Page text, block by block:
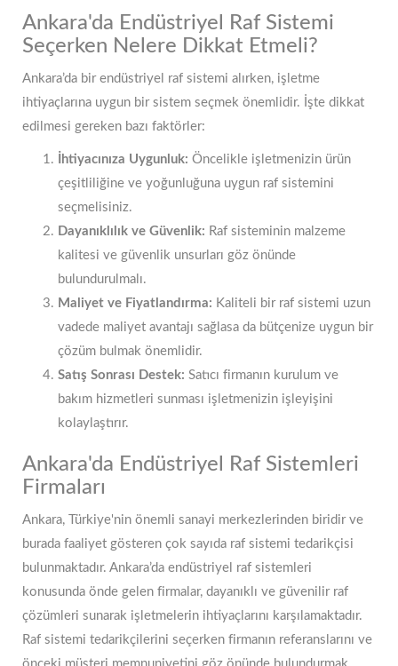
Ankara'da Endüstriyel Raf Sistemi
Seçerken Nelere Dikkat Etmeli?
Ankara’da bir endüstriyel raf sistemi alırken, işletme
ihtiyaçlarına uygun bir sistem seçmek önemlidir. İşte dikkat
edilmesi gereken bazı faktörler:
İhtiyacınıza Uygunluk: Öncelikle işletmenizin ürün
çeşitliliğine ve yoğunluğuna uygun raf sistemini
seçmelisiniz.
Dayanıklılık ve Güvenlik: Raf sisteminin malzeme
kalitesi ve güvenlik unsurları göz önünde
bulundurulmalı.
Maliyet ve Fiyatlandırma: Kaliteli bir raf sistemi uzun
vadede maliyet avantajı sağlasa da bütçenize uygun bir
çözüm bulmak önemlidir.
Satış Sonrası Destek: Satıcı firmanın kurulum ve
bakım hizmetleri sunması işletmenizin işleyişini
kolaylaştırır.
Ankara'da Endüstriyel Raf Sistemleri
Firmaları
Ankara, Türkiye'nin önemli sanayi merkezlerinden biridir ve
burada faaliyet gösteren çok sayıda raf sistemi tedarikçisi
bulunmaktadır. Ankara’da endüstriyel raf sistemleri
konusunda önde gelen firmalar, dayanıklı ve güvenilir raf
çözümleri sunarak işletmelerin ihtiyaçlarını karşılamaktadır.
Raf sistemi tedarikçilerini seçerken firmanın referanslarını ve